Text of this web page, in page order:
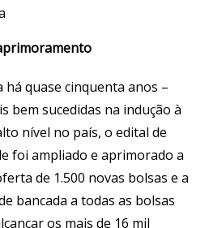
há quase cinquenta anos –
bem sucedidas na indução à
nível no país, o edital de
foi ampliado e aprimorado a
de 1.500 novas bolsas e a
bancada a todas as bolsas
os mais de 16 mil